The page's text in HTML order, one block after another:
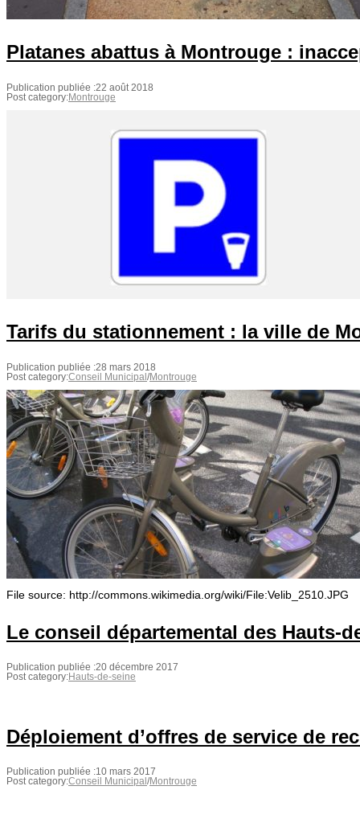
Platanes abattus à Montrouge :
Publication publiée :22 août 2018
Post category:Montrouge
Tarifs du stationnement : la ville de
Publication publiée :28 mars 2018
Post category:Conseil Municipal /Montrouge
File source: http://commons.wikimedia.org/wiki/File:Velib_2510.JPG
Le conseil départemental des Hauts-
Publication publiée :20 décembre 2017
Post category:Hauts-de-seine
Déploiement d’offres de service de
Publication publiée :10 mars 2017
Post category:Conseil Municipal /Montrouge